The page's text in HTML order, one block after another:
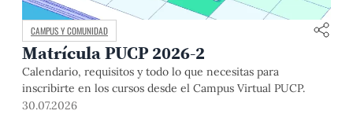
CAMPUS Y COMUNIDAD
Matrícula PUCP 2026-2
Calendario, requisitos y todo lo que necesitas para
inscribirte en los cursos desde el Campus Virtual PUCP.
30.07.2026